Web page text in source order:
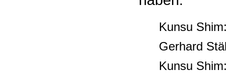
Kunsu
Gerhard
Kunsu